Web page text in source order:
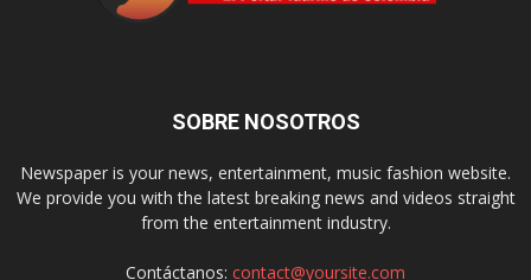
SOBRE NOSOTROS
Newspaper is your news, entertainment, music fashion website.
We provide you with the latest breaking news and videos straight
from the entertainment industry.
Contáctanos: contact@yoursite.com